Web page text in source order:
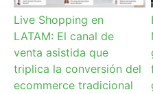
Live Shopping en
LATAM: El canal de
venta asistida que
triplica la conversión del
ecommerce tradicional